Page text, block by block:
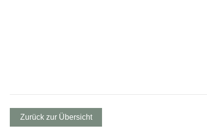
Zurück zur Übersicht